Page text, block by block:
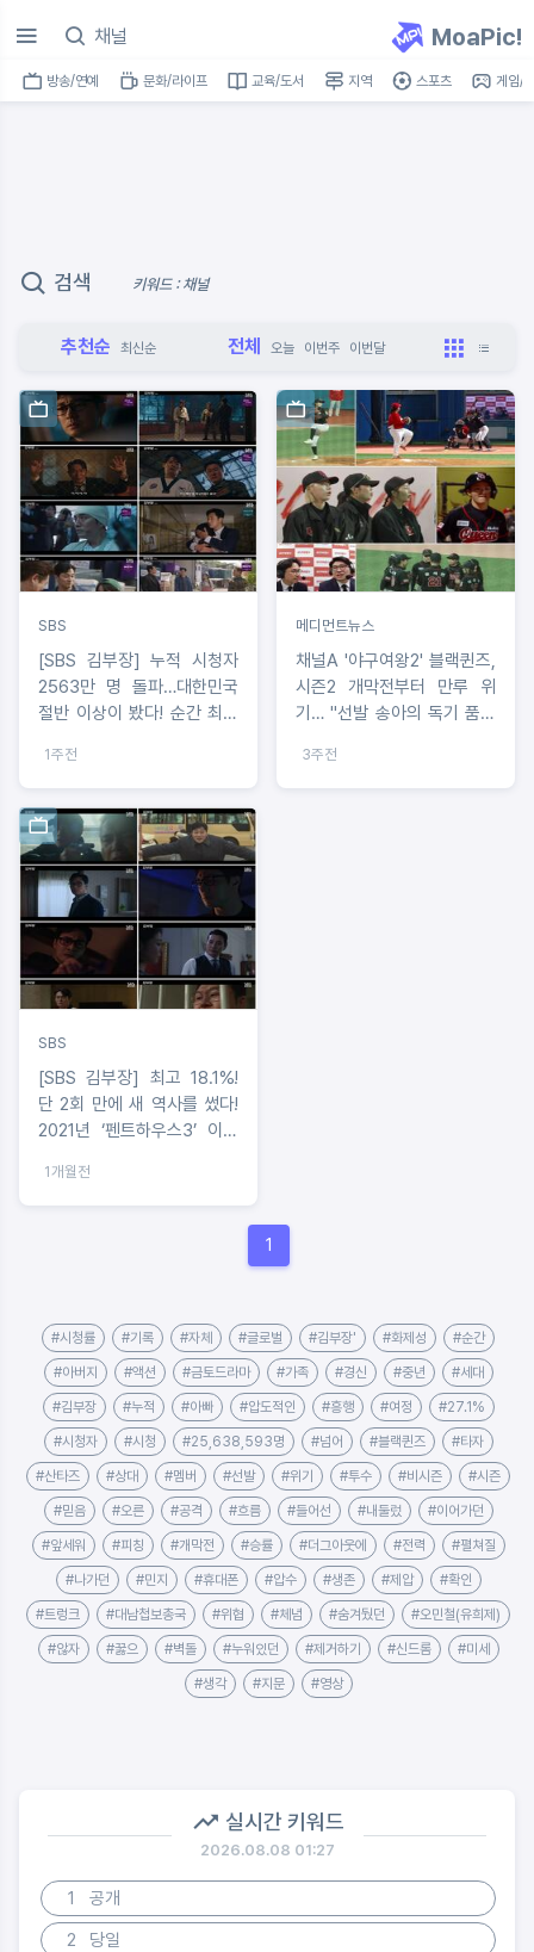
MoaPic!
방송/연예 문화/라이프 교육/도서 지역 스포츠 게임/
검색 키워드 : 채널
추천순 최신순 전체 오늘 이번주 이번달
SBS
[SBS 김부장] 누적 시청자
2563만 명 돌파…대한민국
절반 이상이 봤다! 순간 최고
연속 동시간대 전 채널 1위!
1주전
메디먼트뉴스
채널A '야구여왕2' 블랙퀸즈,
시즌2 개막전부터 만루 위
기… "선발 송아의 독기 품은
호'와의 맞대결 결과는"
3주전
SBS
[SBS 김부장] 최고 18.1%!
단 2회 만에 새 역사를 썼다!
2021년 ‘펜트하우스3’ 이후
초 ‘2회 만에 15% 돌파’ 쾌
거!
1개월전
1
#시청률 #기록 #자체 #글로벌 #김부장' #화제성 #순간
#아버지 #액션 #금토드라마 #가족 #경신 #중년 #세대
#김부장 #누적 #아빠 #압도적인 #흥행 #여정 #27.1%
#시청자 #시청 #25,638,593명 #넘어 #블랙퀸즈 #타자
#산타즈 #상대 #멤버 #선발 #위기 #투수 #비시즌 #시즌
#믿음 #오른 #공격 #흐름 #들어선 #내둘렀 #이어가던
#앞세워 #피칭 #개막전 #승률 #더그아웃에 #전력 #펼쳐질
#나가던 #민지 #휴대폰 #압수 #생존 #제압 #확인
#트렁크 #대남첩보총국 #위협 #체념 #숨겨뒀던 #오민철(유희제)
#않자 #꿇으 #벽돌 #누워있던 #제거하기 #신드롬 #미세
#생각 #지문 #영상
실시간 키워드
2026.08.08 01:27
1
공개
2
당일